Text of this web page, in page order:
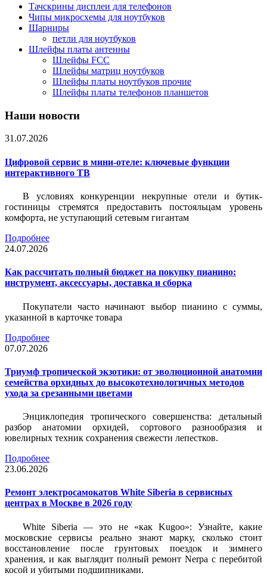
Тачскрины дисплеи для телефонов
Чипы микросхемы для ноутбуков
Шарниры
петли для ноутбуков
Шлейфы платы антенны
Шлейфы FCC
Шлейфы матриц ноутбуков
Шлейфы платы ноутбуков прочие
Шлейфы платы телефонов планшетов
Наши новости
31.07.2026
Цифровой сервис в мини-отеле: ключевые функции
интерактивного ТВ
В условиях конкуренции некрупные отели и бутик-
гостиницы стремятся предоставить постояльцам уровень
комфорта, не уступающий сетевым гигантам
Подробнее
24.07.2026
Как рассчитать полный бюджет на покупку пианино:
инструмент, аксессуары, доставка и сборка
Покупатели часто начинают выбор пианино с суммы,
указанной в карточке товара
Подробнее
07.07.2026
Триумф тропической экзотики: от эволюционной анатомии
семейства орхидных до высокотехнологичных методов
ухода за срезанными цветами
Энциклопедия тропического совершенства: детальный
разбор анатомии орхидей, сортового разнообразия и
ювелирных техник сохранения свежести лепестков.
Подробнее
23.06.2026
Ремонт электросамокатов White Siberia в сервисных
центрах в Москве в 2026 году
White Siberia — это не «как Kugoo»: Узнайте, какие
московские сервисы реально знают марку, сколько стоит
восстановление после грунтовых поездок и зимнего
хранения, и как выглядит полный ремонт Nerpa с перебитой
косой и убитыми подшипниками.